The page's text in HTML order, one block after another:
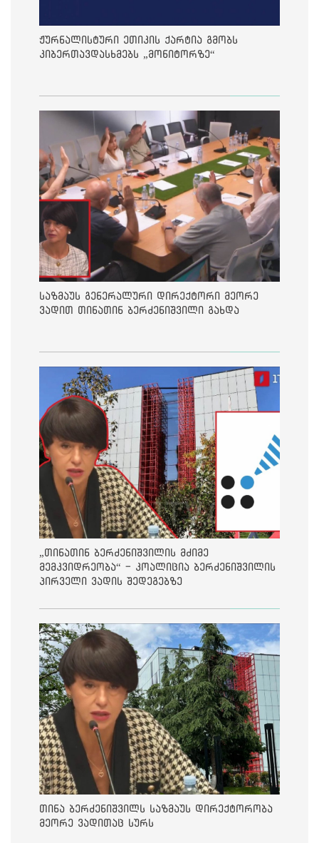
ჟურნალისტური ეთიკის ქარტია გმობს
კიბერთავდასხმებს „მონიტორზე“
საზმაუს გენერალური დირექტორი მეორე
ვადით თინათინ ბერძენიშვილი გახდა
„თინათინ ბერძენიშვილის მძიმე
მემკვიდრეობა“ - კოალიცია ბერძენიშვილის
პირველი ვადის შედეგებზე
თინა ბერძენიშვილს საზმაუს დირექტორობა
მეორე ვადითაც სურს